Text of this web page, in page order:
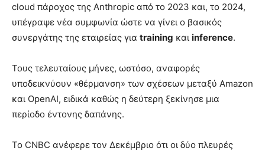
cloud πάροχος της Anthropic από το 2023 και, το 2024,
υπέγραψε νέα συμφωνία ώστε να γίνει ο βασικός
συνεργάτης της εταιρείας για training και inference.
Τους τελευταίους μήνες, ωστόσο, αναφορές
υποδεικνύουν «θέρμανση» των σχέσεων μεταξύ Amazon
και OpenAI, ειδικά καθώς η δεύτερη ξεκίνησε μια
περίοδο έντονης δαπάνης.
Το CNBC ανέφερε τον Δεκέμβριο ότι οι δύο πλευρές